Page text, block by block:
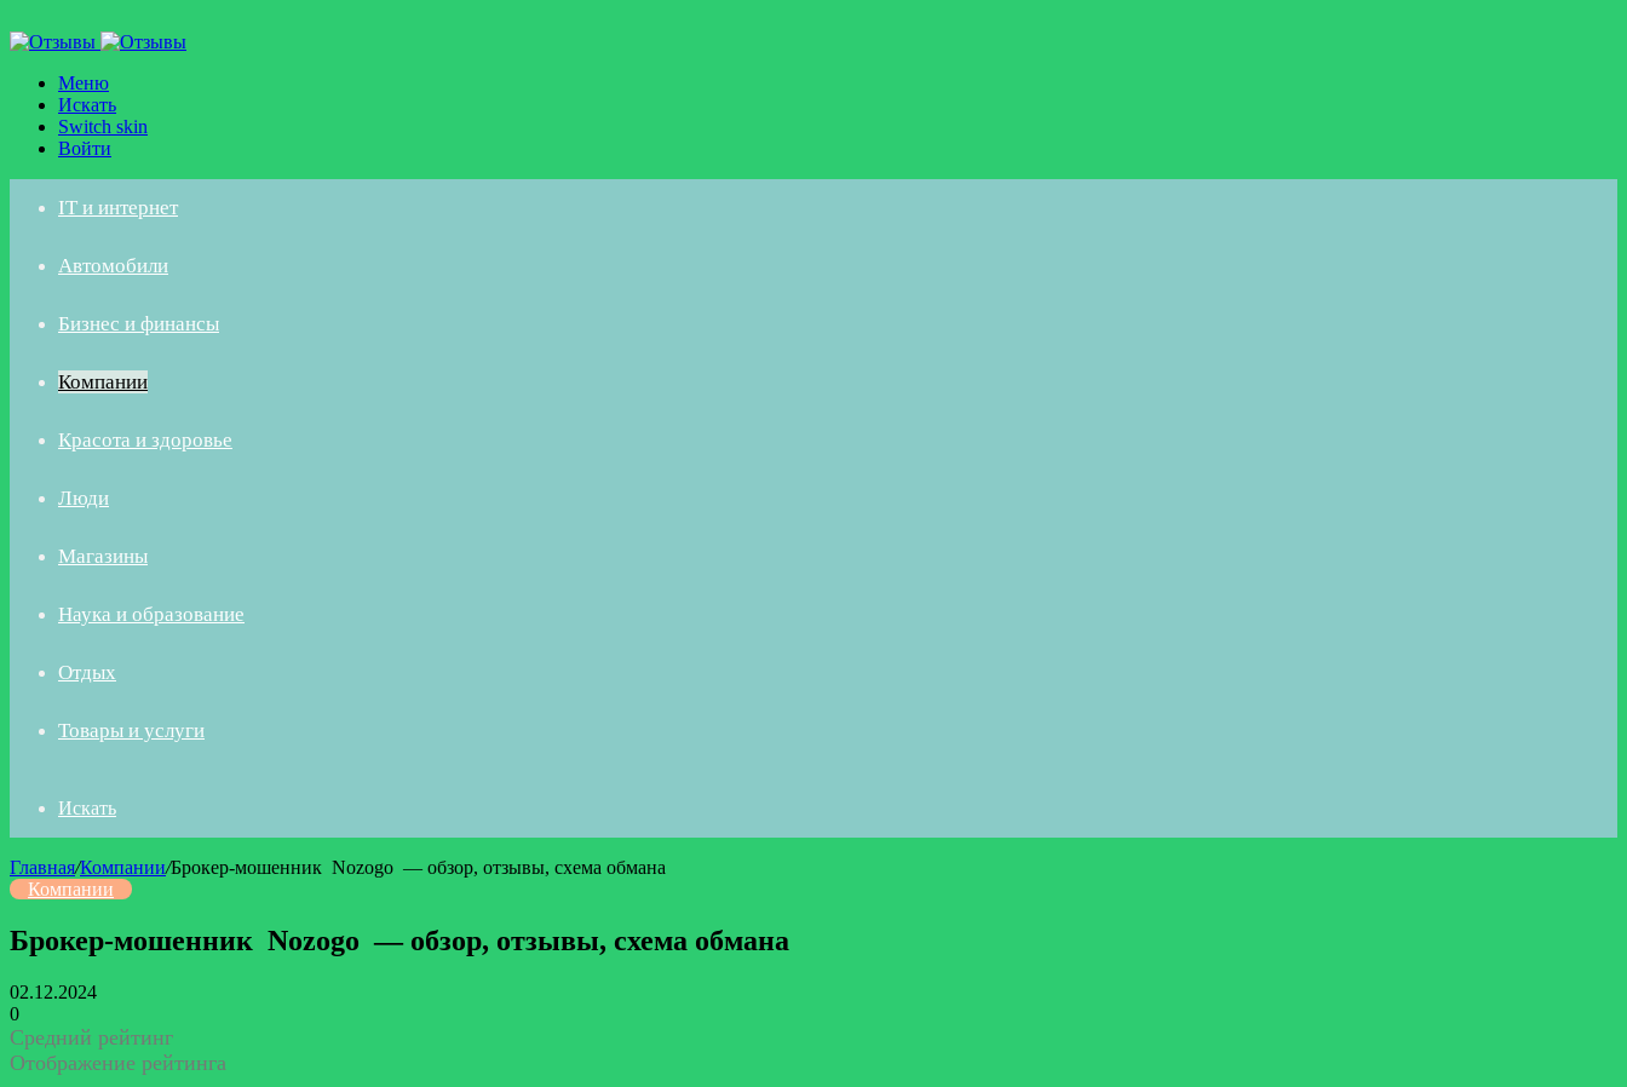
Меню
Искать
Switch skin
Войти
IT и интернет
Автомобили
Бизнес и финансы
Компании
Красота и здоровье
Люди
Магазины
Наука и образование
Отдых
Товары и услуги
Искать
Главная/Компании/Брокер-мошенник Nozogo — обзор, отзывы, схема обмана
Компании
Брокер-мошенник Nozogo — обзор, отзывы, схема обмана
02.12.2024
0
Средний рейтинг
Отображение рейтинга